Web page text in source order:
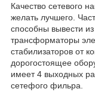
Качество сетевого
желать лучшего.
способны вывести из
трансформаторы
стабилизаторов от
дорогостоящее
имеет 4 выходных
сетефого фильра.